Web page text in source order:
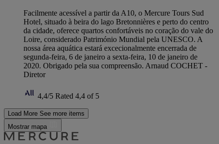
Facilmente acessível a partir da A10, o Mercure Tours Sud
Hotel, situado à beira do lago Bretonnières e perto do centro
da cidade, oferece quartos confortáveis no coração do vale do
Loire, considerado Património Mundial pela UNESCO. A
nossa área aquática estará excecionalmente encerrada de
segunda-feira, 6 de janeiro a sexta-feira, 10 de janeiro de
2020. Obrigado pela sua compreensão. Arnaud COCHET -
Diretor
4,4/5 Rated 4,4 of 5
Load More See more items
Mostrar mapa